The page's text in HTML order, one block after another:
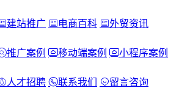
建站推广 电商百科
外贸资讯
推广案例 移动端案例
小程序案例
人才招聘 联系我们 留言咨询